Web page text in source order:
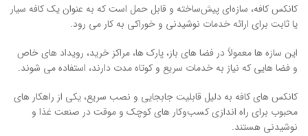
کانکس کافه، سازه‌ای پیش‌ساخته و قابل حمل است که به عنوان یک کافه سیار
یا ثابت برای ارائه خدمات نوشیدنی و خوراکی به کار می ‌رود.
این سازه ‌ها معمولاً در فضا های باز، پارک‌ ها، مراکز خرید، رویداد های خاص
و فضا هایی که نیاز به خدمات سریع و کوتاه‌ مدت دارند، استفاده می ‌شوند.
کانکس ‌های کافه به دلیل قابلیت جابجایی و نصب سریع، یکی از راهکار های
محبوب برای راه‌ اندازی کسب‌وکار های کوچک و موقت در صنعت غذا و
نوشیدنی هستند.